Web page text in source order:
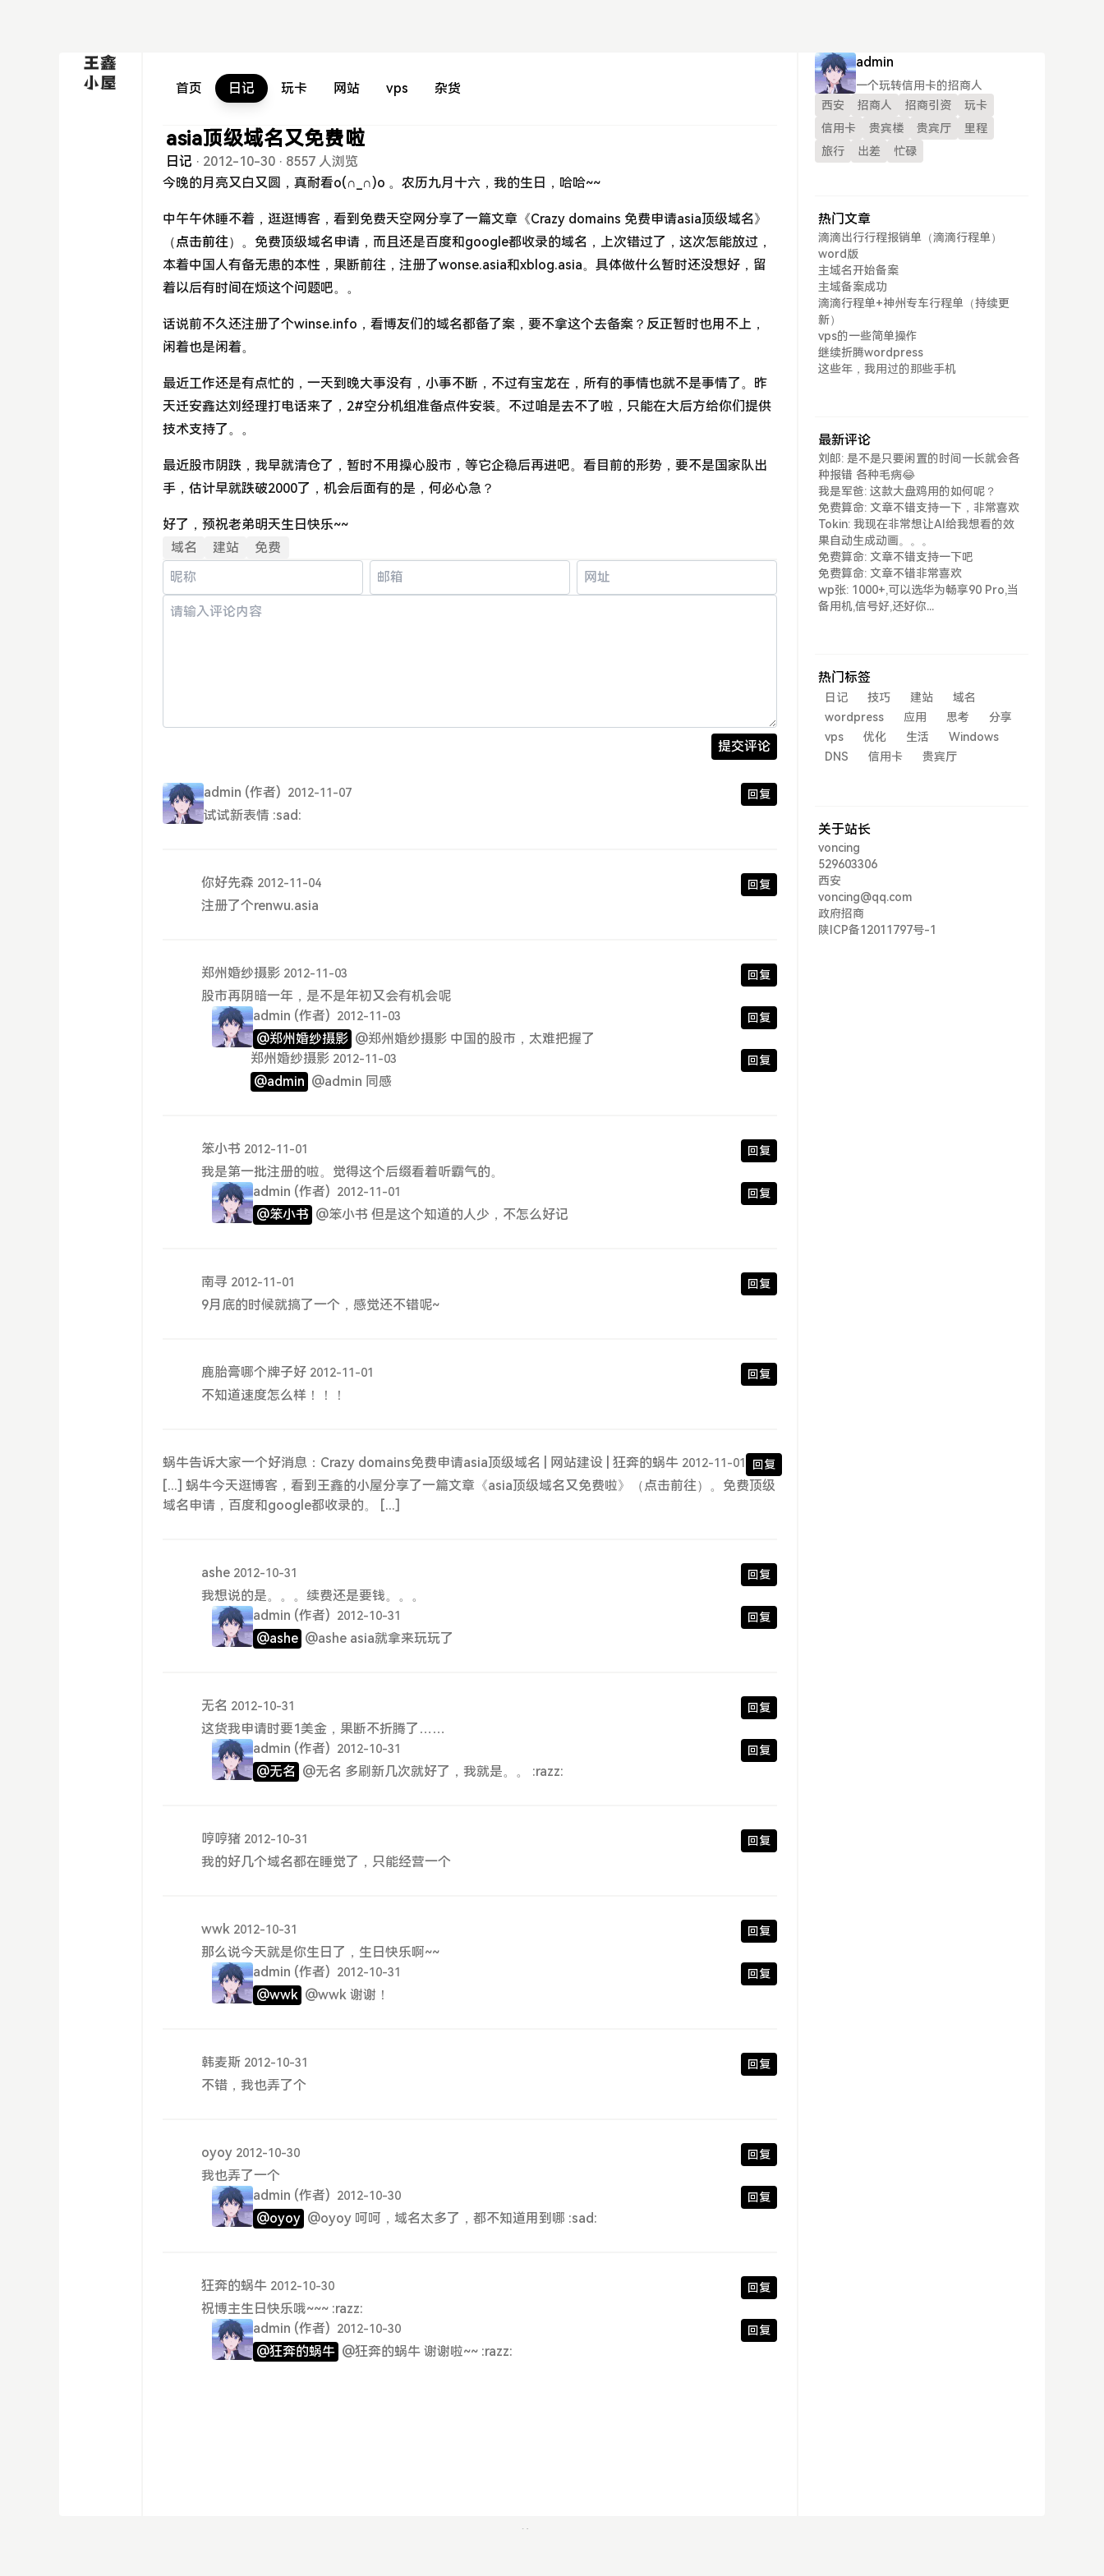
首页 日记 玩卡 网站 vps 杂货
asia顶级域名又免费啦
日记 · 2012-10-30 · 8557 人浏览
今晚的月亮又白又圆，真耐看o(∩_∩)o 。农历九月十六，我的生日，哈哈~~
中午午休睡不着，逛逛博客，看到免费天空网分享了一篇文章《Crazy domains 免费申请asia顶级域名》
（点击前往）。免费顶级域名申请，而且还是百度和google都收录的域名，上次错过了，这次怎能放过，
本着中国人有备无患的本性，果断前往，注册了wonse.asia和xblog.asia。具体做什么暂时还没想好，留
着以后有时间在烦这个问题吧。。
话说前不久还注册了个winse.info，看博友们的域名都备了案，要不拿这个去备案？反正暂时也用不上，
闲着也是闲着。
最近工作还是有点忙的，一天到晚大事没有，小事不断，不过有宝龙在，所有的事情也就不是事情了。昨
天迁安鑫达刘经理打电话来了，2#空分机组准备点件安装。不过咱是去不了啦，只能在大后方给你们提供
技术支持了。。
最近股市阴跌，我早就清仓了，暂时不用操心股市，等它企稳后再进吧。看目前的形势，要不是国家队出
手，估计早就跌破2000了，机会后面有的是，何必心急？
好了，预祝老弟明天生日快乐~~
域名
建站 免费
提交评论
admin (作者) 2012-11-07 回复
试试新表情 :sad:
你好先森 2012-11-04 回复
注册了个renwu.asia
郑州婚纱摄影 2012-11-03 回复
股市再阴暗一年，是不是年初又会有机会呢
admin (作者) 2012-11-03 回复
@郑州婚纱摄影 @郑州婚纱摄影 中国的股市，太难把握了
郑州婚纱摄影 2012-11-03 回复
@admin @admin 同感
笨小书 2012-11-01 回复
我是第一批注册的啦。觉得这个后缀看着听霸气的。
admin (作者) 2012-11-01 回复
@笨小书 @笨小书 但是这个知道的人少，不怎么好记
南寻 2012-11-01 回复
9月底的时候就搞了一个，感觉还不错呢~
鹿胎膏哪个牌子好 2012-11-01 回复
不知道速度怎么样！！！
蜗牛告诉大家一个好消息：Crazy domains免费申请asia顶级域名 | 网站建设 | 狂奔的蜗牛 2012-11-01 回复
[...] 蜗牛今天逛博客，看到王鑫的小屋分享了一篇文章《asia顶级域名又免费啦》（点击前往）。免费顶级
域名申请，百度和google都收录的。 [...]
ashe 2012-10-31 回复
我想说的是。。。续费还是要钱。。。
admin (作者) 2012-10-31 回复
@ashe @ashe asia就拿来玩玩了
无名 2012-10-31 回复
这货我申请时要1美金，果断不折腾了……
admin (作者) 2012-10-31 回复
@无名 @无名 多刷新几次就好了，我就是。。 :razz:
哼哼猪 2012-10-31 回复
我的好几个域名都在睡觉了，只能经营一个
wwk 2012-10-31 回复
那么说今天就是你生日了，生日快乐啊~~
admin (作者) 2012-10-31 回复
@wwk @wwk 谢谢！
韩麦斯 2012-10-31 回复
不错，我也弄了个
oyoy 2012-10-30 回复
我也弄了一个
admin (作者) 2012-10-30 回复
@oyoy @oyoy 呵呵，域名太多了，都不知道用到哪 :sad:
狂奔的蜗牛 2012-10-30 回复
祝博主生日快乐哦~~~ :razz:
admin (作者) 2012-10-30 回复
@狂奔的蜗牛 @狂奔的蜗牛 谢谢啦~~ :razz:
admin
一个玩转信用卡的招商人
西安
招商人 招商引资
玩卡
信用卡
贵宾楼 贵宾厅
里程
旅行
出差 忙碌
热门文章
滴滴出行行程报销单（滴滴行程单）
word版
主域名开始备案
主域备案成功
滴滴行程单+神州专车行程单（持续更
新）
vps的一些简单操作
继续折腾wordpress
这些年，我用过的那些手机
最新评论
刘郎: 是不是只要闲置的时间一长就会各
种报错 各种毛病😂
我是军爸: 这款大盘鸡用的如何呢？
免费算命: 文章不错支持一下，非常喜欢
Tokin: 我现在非常想让AI给我想看的效
果自动生成动画。。。
免费算命: 文章不错支持一下吧
免费算命: 文章不错非常喜欢
wp张: 1000+,可以选华为畅享90 Pro,当
备用机,信号好,还好你...
热门标签
日记 技巧 建站
域名
wordpress
应用 思考
分享
vps
优化 生活
Windows
DNS
信用卡 贵宾厅
关于站长
voncing
529603306
西安
voncing@qq.com
政府招商
陕ICP备12011797号-1